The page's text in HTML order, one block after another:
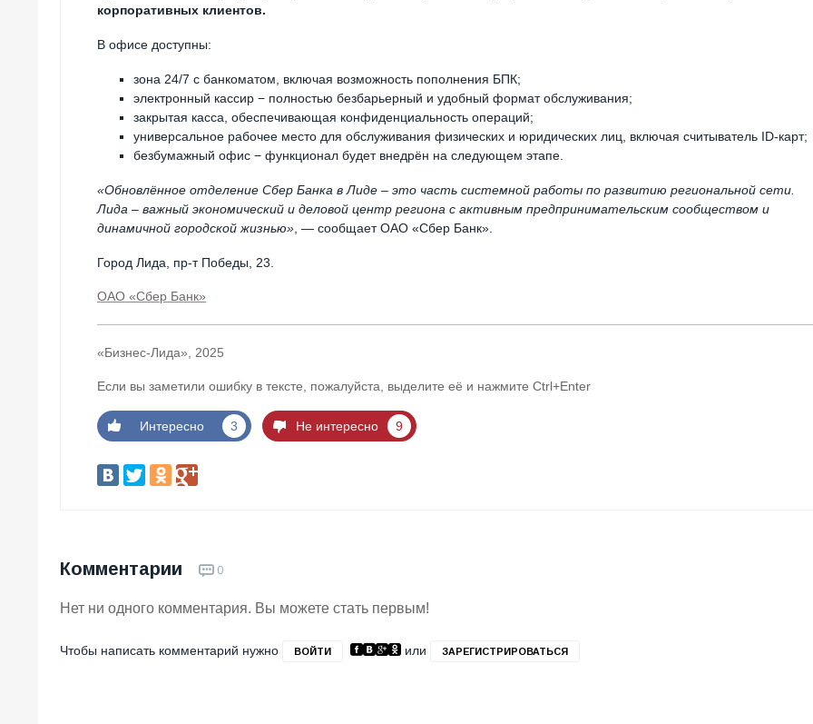
корпоративных клиентов.
В офисе доступны:
зона 24/7 с банкоматом, включая возможность пополнения БПК;
электронный кассир − полностью безбарьерный и удобный формат обслуживания;
закрытая касса, обеспечивающая конфиденциальность операций;
универсальное рабочее место для обслуживания физических и юридических лиц, включая считыватель ID-карт;
безбумажный офис − функционал будет внедрён на следующем этапе.
«Обновлённое отделение Сбер Банка в Лиде – это часть системной работы по развитию региональной сети.
Лида – важный экономический и деловой центр региона с активным предпринимательским сообществом и
динамичной городской жизнью» , — сообщает ОАО «Сбер Банк».
Город Лида, пр-т Победы, 23.
ОАО «Сбер Банк»
«Бизнес-Лида», 2025
Если вы заметили ошибку в тексте, пожалуйста, выделите её и нажмите Ctrl+Enter
Интересно 3 Не интересно 9
Комментарии 0
Нет ни одного комментария. Вы можете стать первым!
Чтобы написать комментарий нужно ВОЙТИ или ЗАРЕГИСТРИРОВАТЬСЯ